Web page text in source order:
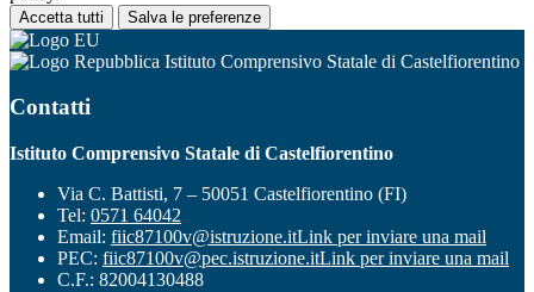
Accetta tutti Salva le preferenze
Istituto Comprensivo Statale di Castelfiorentino
Contatti
Istituto Comprensivo Statale di Castelfiorentino
Via C. Battisti, 7 – 50051 Castelfiorentino (FI)
Tel: 0571 64042
Email: fiic87100v@istruzione.itLink per inviare una mail
PEC: fiic87100v@pec.istruzione.itLink per inviare una mail
C.F.: 82004130488